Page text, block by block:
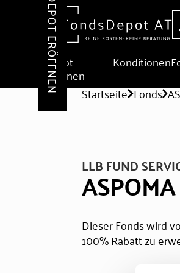
Depot
eröffnen
Konditionen
DEPOT ERÖFFNEN Startseite Fonds
LLB FUND
Dieser Fonds wird
100% Rabatt zu